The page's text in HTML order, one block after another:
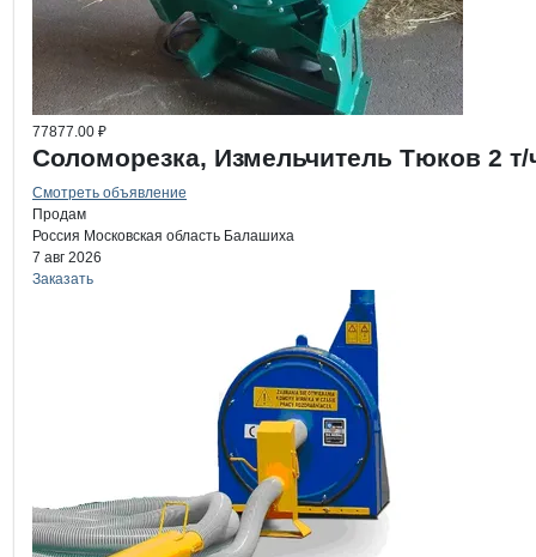
77877.00 ₽
Соломорезка, Измельчитель Тюков 2 т/
Смотреть объявление
Продам
Россия Московская область Балашиха
7 авг 2026
Заказать